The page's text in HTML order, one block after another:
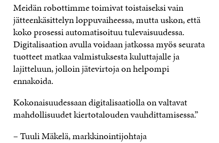
Meidän robottimme toimivat toistaiseksi vain
jätteenkäsittelyn loppuvaiheessa, mutta uskon, että
koko prosessi automatisoituu tulevaisuudessa.
Digitalisaation avulla voidaan jatkossa myös seurata
tuotteet matkaa valmistuksesta kuluttajalle ja
lajitteluun, jolloin jätevirtoja on helpompi
ennakoida.
Kokonaisuudessaan digitalisaatiolla on valtavat
mahdollisuudet kiertotalouden vauhdittamisessa.”
– Tuuli Mäkelä, markkinointijohtaja